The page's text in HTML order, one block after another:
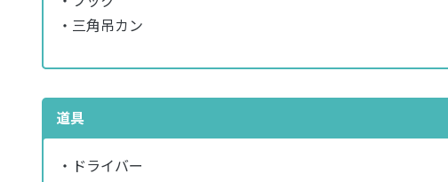
・三角吊カン
道具
・ドライバー